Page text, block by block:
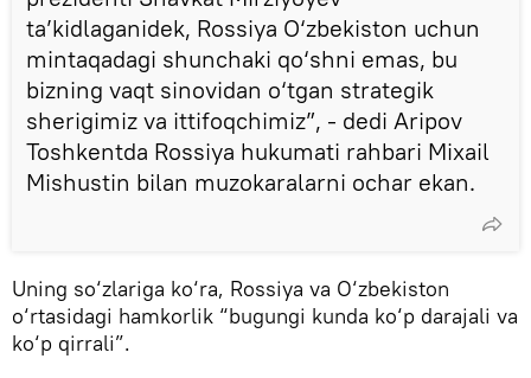
ta’kidlaganidek, Rossiya O‘zbekiston uchun
mintaqadagi shunchaki qo‘shni emas, bu
bizning vaqt sinovidan o‘tgan strategik
sherigimiz va ittifoqchimiz”, - dedi Aripov
Toshkentda Rossiya hukumati rahbari Mixail
Mishustin bilan muzokaralarni ochar ekan.
Uning so‘zlariga ko‘ra, Rossiya va O‘zbekiston
o‘rtasidagi hamkorlik “bugungi kunda ko‘p darajali va
ko‘p qirrali”.